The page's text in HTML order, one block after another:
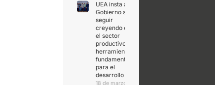
UEA insta al
Gobierno a
seguir
creyendo en
el sector
productivo,
herramienta
fundamental
para el
desarrollo
18 de marzo